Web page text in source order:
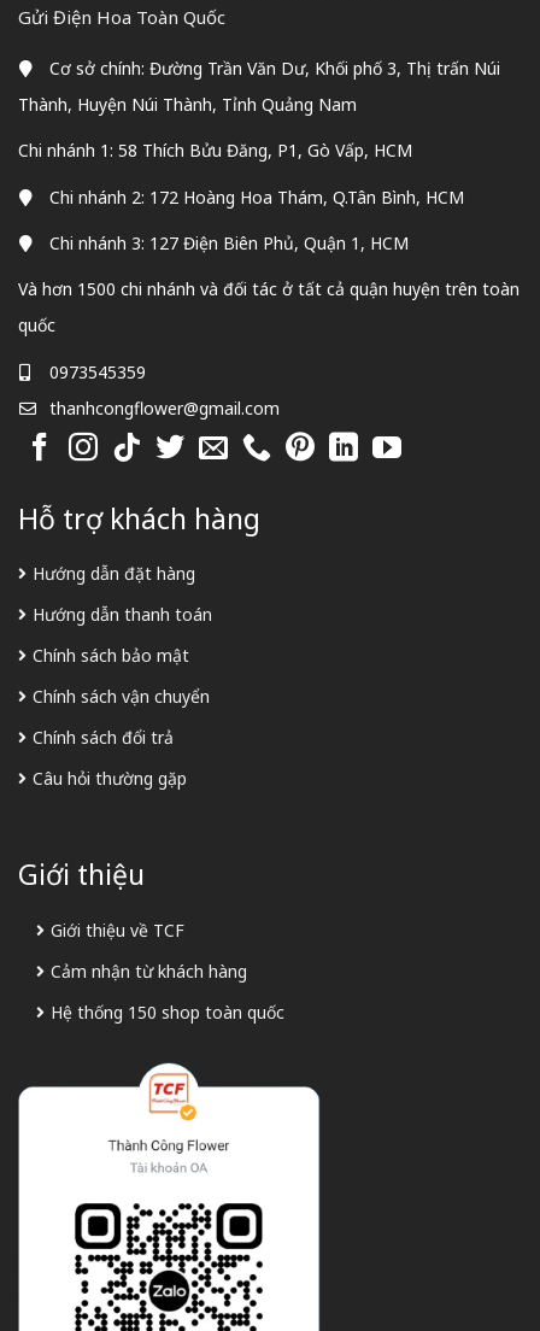
Gửi Điện Hoa Toàn Quốc
Cơ sở chính: Đường Trần Văn Dư, Khối phố 3, Thị trấn Núi
Thành, Huyện Núi Thành, Tỉnh Quảng Nam
Chi nhánh 1: 58 Thích Bửu Đăng, P1, Gò Vấp, HCM
Chi nhánh 2: 172 Hoàng Hoa Thám, Q.Tân Bình, HCM
Chi nhánh 3: 127 Điện Biên Phủ, Quận 1, HCM
Và hơn 1500 chi nhánh và đối tác ở tất cả quận huyện trên toàn
quốc
0973545359
thanhcongflower@gmail.com
Hỗ trợ khách hàng
Hướng dẫn đặt hàng
Hướng dẫn thanh toán
Chính sách bảo mật
Chính sách vận chuyển
Chính sách đổi trả
Câu hỏi thường gặp
Giới thiệu
Giới thiệu về TCF
Cảm nhận từ khách hàng
Hệ thống 150 shop toàn quốc